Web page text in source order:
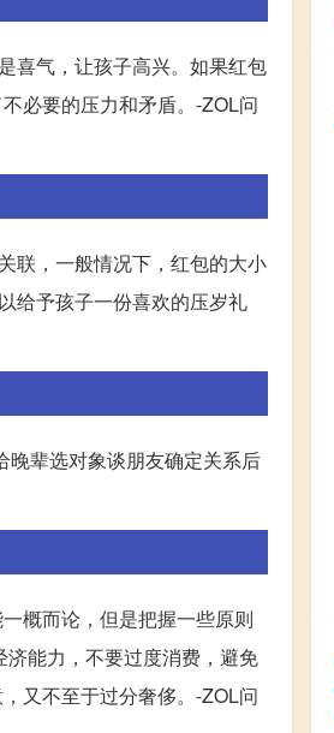
喜气，让孩子高兴。如果红包
必要的压力和矛盾。-ZOL问
联，一般情况下，红包的大小
给予孩子一份喜欢的压岁礼
晚辈选对象谈朋友确定关系后
概而论，但是把握一些原则
能力，不要过度消费，避免
又不至于过分奢侈。-ZOL问